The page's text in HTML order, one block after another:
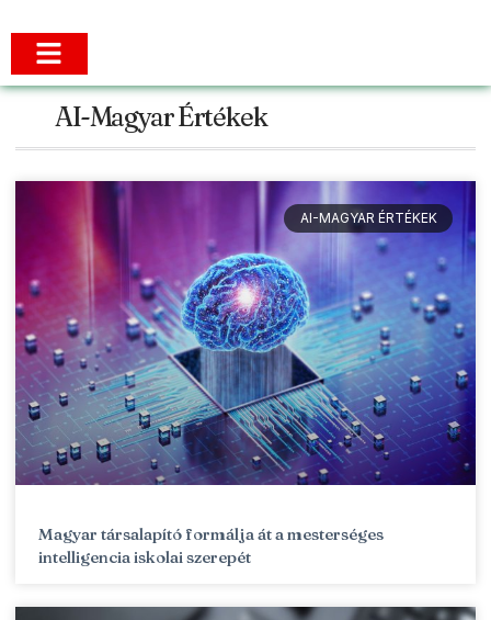
AI-Magyar Értékek
AI-MAGYAR ÉRTÉKEK
Magyar társalapító formálja át a mesterséges
intelligencia iskolai szerepét